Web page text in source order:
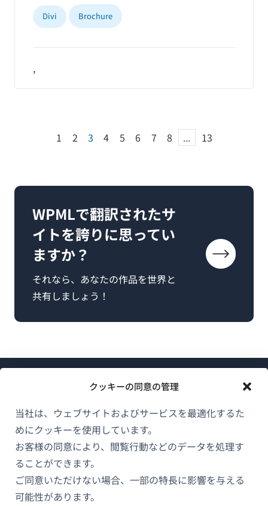
クッキーの同意の管理
当社は、ウェブサイトおよびサービスを最適化するた
めにクッキーを使用しています。
お客様の同意により、閲覧行動などのデータを処理す
ることができます。
ご同意いただけない場合、一部の特長に影響を与える
可能性があります。
Divi Brochure
,
1 2 3 4 5 6 7 8 ... 13
WPMLで翻訳されたサ
イトを誇りに思ってい
ますか？
それなら、あなたの作品を世界と
共有しましょう！
WPMLについて
GDPRおよびプライバシーポリシー
チームに参加（新